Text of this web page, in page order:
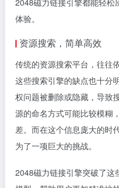
体验。
资源搜索，简单高效
传统的资源搜索平台，往往
这些搜索引擎的缺点也十分
权问题被删除或隐藏，导致
源的命名方式可能比较模糊
差。而在这个信息庞大的时
为了一项巨大的挑战。
2048磁力链接引擎突破了